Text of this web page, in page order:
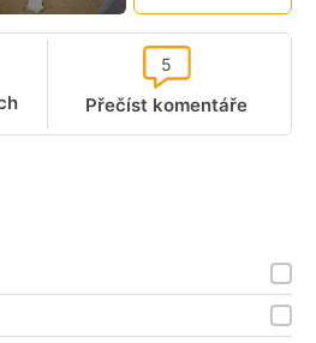
Přečíst komentáře
5